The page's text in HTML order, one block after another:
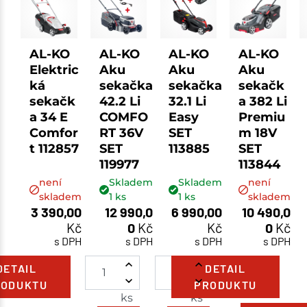
AL-KO
Elektric
ká
sekačk
a 34 E
Comfor
t 112857
není
skladem
3 390,00
Kč
s DPH
AL-KO
Aku
sekačka
42.2 Li
COMFO
RT 36V
SET
119977
Skladem
1 ks
12 990,0
0 Kč
s DPH
ks
AL-KO
Aku
sekačka
32.1 Li
Easy
SET
113885
Skladem
1 ks
6 990,00
Kč
s DPH
ks
AL-KO
Aku
sekačk
a 382 Li
Premiu
m 18V
SET
113844
není
skladem
10 490,0
0 Kč
s DPH
DETAIL
PRODUKTU